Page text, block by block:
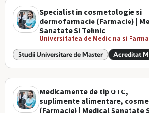
Specialist in cosmetologie si
dermofarmacie (Farmacie) |
Sanatate Si Tehnic
Universitatea de Medicina si
Studii Universitare de Master Acreditat
Medicamente de tip OTC,
suplimente alimentare,
(Farmacie) | Medical Sanatate